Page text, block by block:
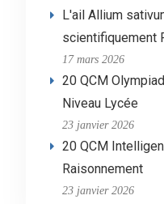
L'ail Allium
scientifiquement
17 mars 2026
20 QCM
Niveau Lycée
23 janvier 2026
20 QCM
Raisonnement
23 janvier 2026